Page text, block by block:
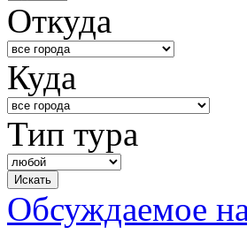
Откуда
Куда
Тип тура
Обсуждаемое